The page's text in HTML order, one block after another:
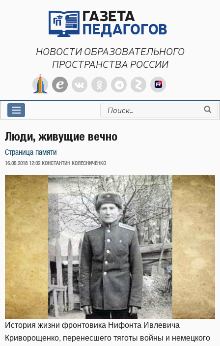
НОВОСТИ ОБРАЗОВАТЕЛЬНОГО
ПРОСТРАНСТВА РОССИИ
Искать:
Люди, живущие вечно
Страница памяти
ОПУБЛИКОВАНО
16.05.2018 12:02 КОНСТАНТИН КОЛЕСНИЧЕНКО
История жизни фронтовика Нифонта Ивлевича
Криворощенко, перенесшего тяготы войны и немецкого